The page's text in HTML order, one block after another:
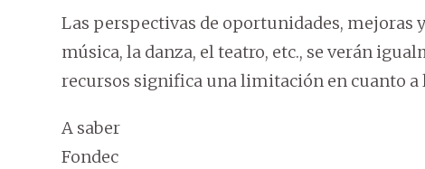
Las perspectivas de oportunidades, mejoras
música, la danza, el teatro, etc., se verán
recursos significa una limitación en cuanto a
A saber
Fondec